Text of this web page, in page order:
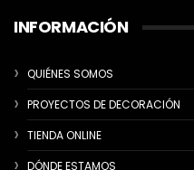
INFORMACIÓN
QUIÉNES SOMOS
PROYECTOS DE DECORACIÓN
TIENDA ONLINE
DÓNDE ESTAMOS